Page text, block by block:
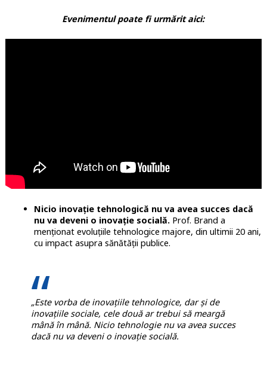
Evenimentul poate fi urmărit aici:
Nicio inovație tehnologică nu va avea succes dacă
nu va deveni o inovație socială. Prof. Brand a
menționat evoluțiile tehnologice majore, din ultimii 20 ani,
cu impact asupra sănătății publice.
„Este vorba de inovațiile tehnologice, dar și de
inovațiile sociale, cele două ar trebui să meargă
mână în mână. Nicio tehnologie nu va avea succes
dacă nu va deveni o inovație socială.